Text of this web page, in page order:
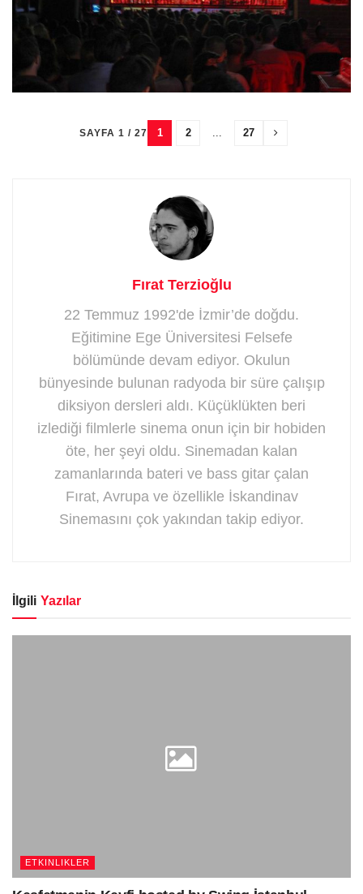
SAYFA 1 / 27 1 2 27
Fırat Terzioğlu
22 Temmuz 1992'de İzmir’de doğdu.
Eğitimine Ege Üniversitesi Felsefe
bölümünde devam ediyor. Okulun
bünyesinde bulunan radyoda bir süre çalışıp
diksiyon dersleri aldı. Küçüklükten beri
izlediği filmlerle sinema onun için bir hobiden
öte, her şeyi oldu. Sinemadan kalan
zamanlarında bateri ve bass gitar çalan
Fırat, Avrupa ve özellikle İskandinav
Sinemasını çok yakından takip ediyor.
İlgili Yazılar
ETKINLIKLER